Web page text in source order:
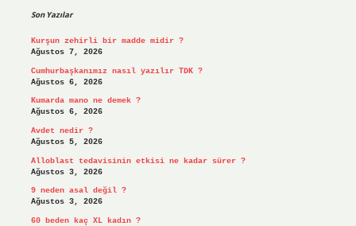
Son Yazılar
Kurşun zehirli bir madde midir ?
Ağustos 7, 2026
Cumhurbaşkanımız nasıl yazılır TDK ?
Ağustos 6, 2026
Kumarda mano ne demek ?
Ağustos 6, 2026
Avdet nedir ?
Ağustos 5, 2026
Alloblast tedavisinin etkisi ne kadar sürer ?
Ağustos 3, 2026
9 neden asal değil ?
Ağustos 3, 2026
60 beden kaç XL kadın ?